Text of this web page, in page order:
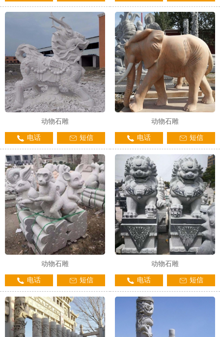
动物石雕
电话 短信
动物石雕
电话 短信
动物石雕
电话 短信
动物石雕
电话 短信